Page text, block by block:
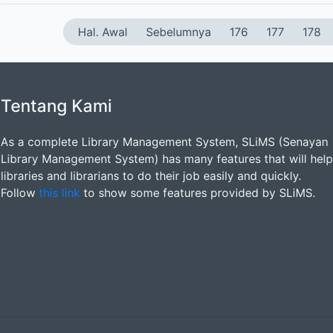
Hal. Awal Sebelumnya 176 177 178
Tentang Kami
As a complete Library Management System, SLiMS (Senayan
Library Management System) has many features that will help
libraries and librarians to do their job easily and quickly.
Follow this link to show some features provided by SLiMS.